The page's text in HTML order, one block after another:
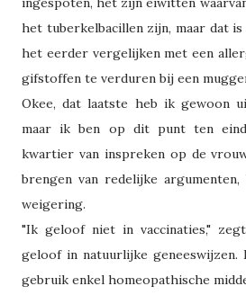
het tuberkelbacillen zijn, maar dat
het eerder vergelijken met een
gifstoffen te verduren bij een
Okee, dat laatste heb ik gewoon
maar ik ben op dit punt ten
kwartier van inspreken op de
brengen van redelijke
weigering.
"Ik geloof niet in vaccinaties,"
geloof in natuurlijke geneeswijzen.
gebruik enkel homeopathische